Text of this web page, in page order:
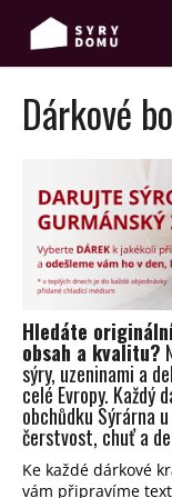
obsah
Dárkové
Hledáte
obsah a kvalitu?
sýry, uzeninami a
celé Evropy. Každý
obchůdku Sýrárna
čerstvost, chuť a
Ke každé dárkové
vám připravíme
š Zpět
Zpět
C
b
u
j
e
t
e